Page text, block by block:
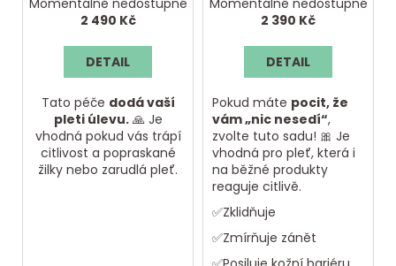
A
2 490 Kč
DETAIL
Tato péče dodá vaší
pleti úlevu.🙏 Je
vhodná pokud vás trápí
citlivost a popraskané
žilky nebo zarudlá pleť.
A
2 390 Kč
DETAIL
Pokud máte pocit, že
vám „nic nesedí“,
zvolte tuto sadu! 🎀 Je
vhodná pro pleť, která i
na běžné produkty
reaguje citlivě.
✅Zklidňuje
✅Zmírňuje zánět